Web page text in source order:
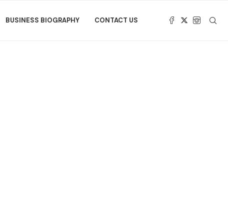
BUSINESS BIOGRAPHY CONTACT US